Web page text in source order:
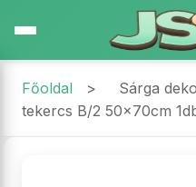
Főoldal >
Sárga
tekercs B/2 50x70cm